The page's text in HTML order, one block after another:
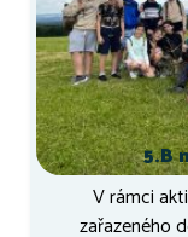
5.B
V rámci
zařazeného